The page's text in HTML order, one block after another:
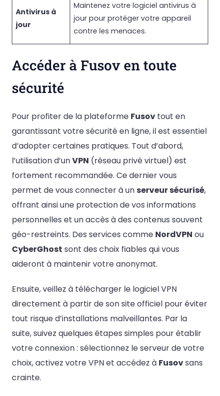
Antivirus à
jour
Maintenez votre logiciel antivirus à
jour pour protéger votre appareil
contre les menaces.
Accéder à Fusov en toute
sécurité
Pour profiter de la plateforme Fusov tout en
garantissant votre sécurité en ligne, il est essentiel
d’adopter certaines pratiques. Tout d’abord,
l’utilisation d’unVPN (réseau privé virtuel) est
fortement recommandée. Ce dernier vous
permet de vous connecter à un serveur sécurisé,
offrant ainsi une protection de vos informations
personnelles et un accès à des contenus souvent
géo-restreints. Des services comme NordVPN ou
CyberGhost sont des choix fiables qui vous
aideront à maintenir votre anonymat.
Ensuite, veillez à télécharger le logiciel VPN
directement à partir de son site officiel pour éviter
tout risque d’installations malveillantes. Par la
suite, suivez quelques étapes simples pour établir
votre connexion : sélectionnez le serveur de votre
choix, activez votre VPN et accédez à Fusovsans
crainte.